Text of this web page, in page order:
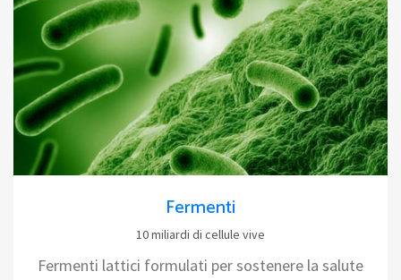
Fermenti
10 miliardi di cellule vive
Fermenti lattici formulati per sostenere la salute